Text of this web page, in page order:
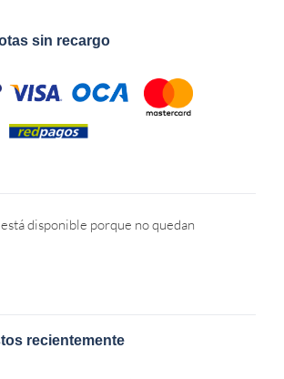
sin recargo
disponible porque no quedan
recientemente